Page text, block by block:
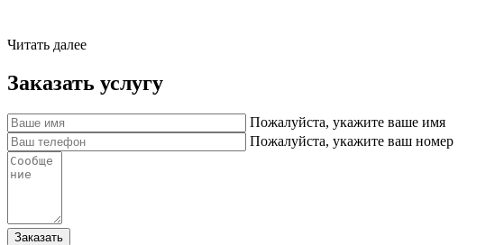
Читать далее
Заказать услугу
Пожалуйста, укажите ваше имя
Пожалуйста, укажите ваш номер
Заказать